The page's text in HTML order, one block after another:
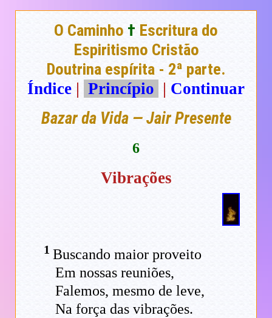
O Caminho † Escritura do
Espiritismo Cristão
Doutrina espírita - 2ª parte.
Índice | Princípio | Continuar
Bazar da Vida — Jair Presente
6
Vibrações
1 Buscando maior proveito
Em nossas reuniões,
Falemos, mesmo de leve,
Na força das vibrações.